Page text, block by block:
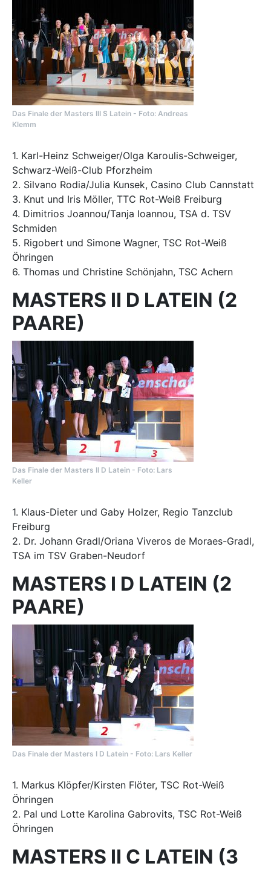
Das Finale der Masters III S Latein - Foto: Andreas
Klemm
1. Karl-Heinz Schweiger/Olga Karoulis-Schweiger,
Schwarz-Weiß-Club Pforzheim
2. Silvano Rodia/Julia Kunsek, Casino Club Cannstatt
3. Knut und Iris Möller, TTC Rot-Weiß Freiburg
4. Dimitrios Joannou/Tanja Ioannou, TSA d. TSV
Schmiden
5. Rigobert und Simone Wagner, TSC Rot-Weiß
Öhringen
6. Thomas und Christine Schönjahn, TSC Achern
MASTERS II D LATEIN (2
PAARE)
Das Finale der Masters II D Latein - Foto: Lars
Keller
1. Klaus-Dieter und Gaby Holzer, Regio Tanzclub
Freiburg
2. Dr. Johann Gradl/Oriana Viveros de Moraes-Gradl,
TSA im TSV Graben-Neudorf
MASTERS I D LATEIN (2
PAARE)
Das Finale der Masters I D Latein - Foto: Lars Keller
1. Markus Klöpfer/Kirsten Flöter, TSC Rot-Weiß
Öhringen
2. Pal und Lotte Karolina Gabrovits, TSC Rot-Weiß
Öhringen
MASTERS II C LATEIN (3